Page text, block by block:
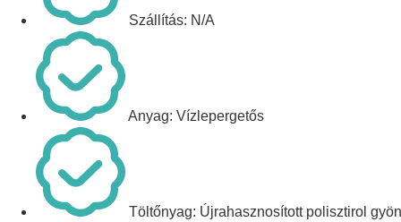
Szállítás: N/A
Anyag: Vízlepergetős
Töltőnyag: Újrahasznosított polisztirol